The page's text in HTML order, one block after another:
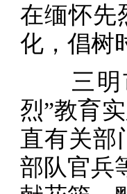
在缅怀先
化，倡树
三明市
烈”教育
直有关部
部队官兵